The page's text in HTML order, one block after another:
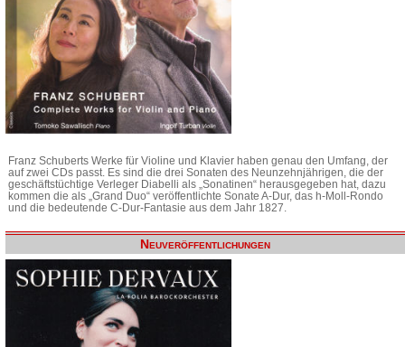
Franz Schuberts Werke für Violine und Klavier haben genau den Umfang, der
auf zwei CDs passt. Es sind die drei Sonaten des Neunzehnjährigen, die der
geschäftstüchtige Verleger Diabelli als „Sonatinen“ herausgegeben hat, dazu
kommen die als „Grand Duo“ veröffentlichte Sonate A-Dur, das h-Moll-Rondo
und die bedeutende C-Dur-Fantasie aus dem Jahr 1827.
Neuveröffentlichungen